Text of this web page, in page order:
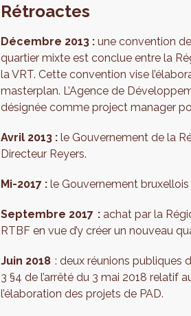
Rétroactes
Décembre 2013 : une convention
quartier mixte est conclue entre la
la VRT. Cette convention vise
masterplan. L’Agence de
désignée comme project manager
Avril 2013 : le Gouvernement de la
Directeur Reyers.
Mi-2017 : le Gouvernement
Septembre 2017 : achat par la
RTBF en vue d’y créer un nouveau
Juin 2018 : deux réunions publiques
3 §4 de l’arrêté du 3 mai 2018 relatif
l’élaboration des projets de PAD.